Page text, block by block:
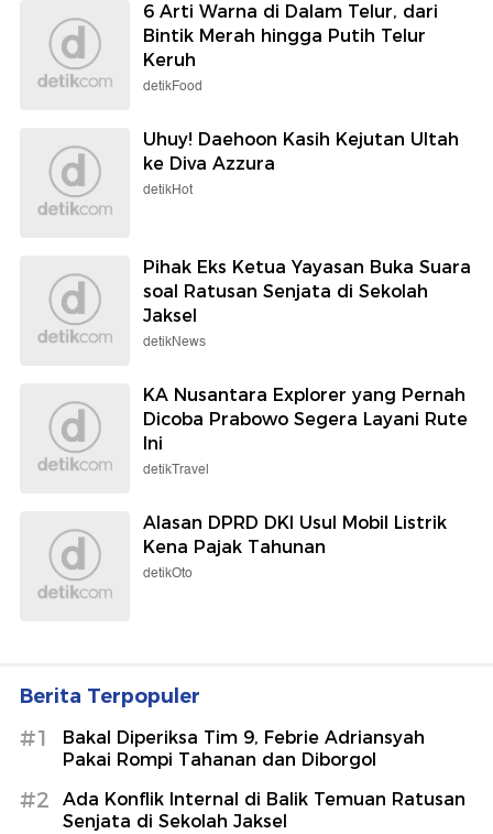
6 Arti Warna di Dalam Telur, dari
Bintik Merah hingga Putih Telur
Keruh
detikFood
Uhuy! Daehoon Kasih Kejutan Ultah
ke Diva Azzura
detikHot
Pihak Eks Ketua Yayasan Buka Suara
soal Ratusan Senjata di Sekolah
Jaksel
detikNews
KA Nusantara Explorer yang Pernah
Dicoba Prabowo Segera Layani Rute
Ini
detikTravel
Alasan DPRD DKI Usul Mobil Listrik
Kena Pajak Tahunan
detikOto
Berita Terpopuler
#1
Bakal Diperiksa Tim 9, Febrie Adriansyah
Pakai Rompi Tahanan dan Diborgol
#2
Ada Konflik Internal di Balik Temuan Ratusan
Senjata di Sekolah Jaksel